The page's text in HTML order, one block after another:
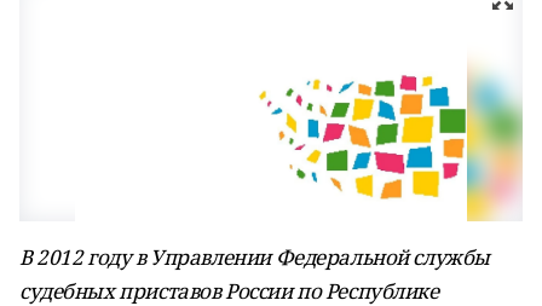
В 2012 году в Управлении Федеральной службы
судебных приставов России по Республике